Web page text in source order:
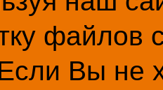
файлов
Вы не